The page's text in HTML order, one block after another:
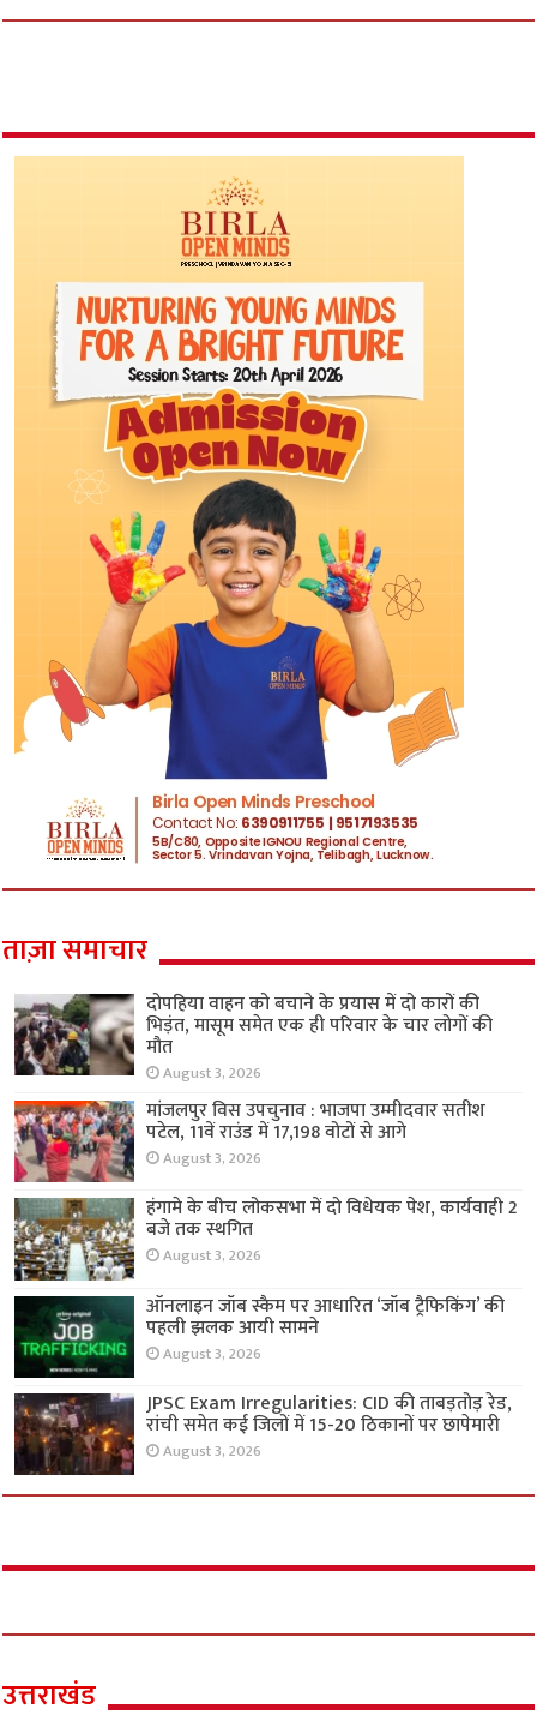
ताज़ा समाचार
दोपहिया वाहन को बचाने के प्रयास में दो कारों की
भिड़ंत, मासूम समेत एक ही परिवार के चार लोगों की
मौत
August 3, 2026
मांजलपुर विस उपचुनाव : भाजपा उम्मीदवार सतीश
पटेल, 11वें राउंड में 17,198 वोटों से आगे
August 3, 2026
हंगामे के बीच लोकसभा में दो विधेयक पेश, कार्यवाही 2
बजे तक स्थगित
August 3, 2026
ऑनलाइन जॉब स्कैम पर आधारित ‘जॉब ट्रैफिकिंग’ की
पहली झलक आयी सामने
August 3, 2026
JPSC Exam Irregularities: CID की ताबड़तोड़ रेड,
रांची समेत कई जिलों में 15-20 ठिकानों पर छापेमारी
August 3, 2026
उत्तराखंड